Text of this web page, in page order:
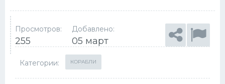
Просмотров:
255
Добавлено:
05 март
Категории: КОРАБЛИ